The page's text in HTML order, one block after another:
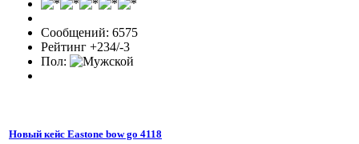
Сообщений: 6575
Рейтинг +234/-3
Пол:
Новый кейс Eastone bow go 4118